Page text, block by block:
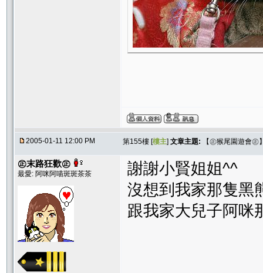
2005-01-11 12:00 PM 第155樓 [樓主] 文章主題: 【㊣猴尾園遊會
㊣末路狂歡㊣
最愛: 阿咪阿喵斑斑茶茶
謝謝小賢姐姐^^
沒想到我家那隻黑
跟我家大兒子阿咪